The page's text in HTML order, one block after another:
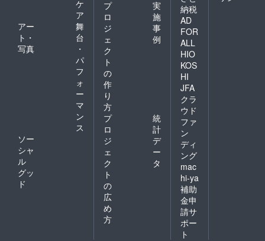
ケ
ア
アー
ト・
写真
舞
台
・
パ
フ
ォ
ー
マ
ン
ス
ソー
シャ
ル
グッ
ド
プ
ロ
ジ
ェ
ク
ト
の
作
り
方
実
施
事
例
プ
ロ
ジ
ェ
ク
ト
の
広
め
方
統
計
デ
ー
タ
納税
AD
FOR
ALL
HIO
KOS
HI
JFA
クラ
ウド
ファ
ン
ディ
ング
mac
hi-ya
補助
金申
請サ
ポー
ト